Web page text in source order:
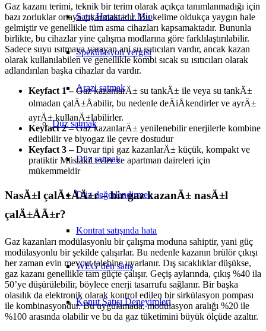
Satış Hatası > 1 Mio
Spekülasyon vergisi
Arazi satmak
Düzsatmak
Düz satmak
Düz değerlendirmek
Kontrat satışında hata
WEG’den satış
Konut Satışı Deneyimleri
Gaz kazanı terimi, teknik bir terim olarak açıkça tanımlanmadığı için
bazı zorluklar ortaya çıkarmaktadır. Bu kelime oldukça yaygın hale
gelmiştir ve genellikle tüm asma cihazları kapsamaktadır. Bununla
birlikte, bu cihazlar yine çalışma modlarına göre farklılaştırılabilir.
Sadece suyu ısıtmaya yarayan ani su ısıtıcıları vardır, ancak kazan
olarak kullanılabilen ve genellikle kombi sıcak su ısıtıcıları olarak
adlandırılan başka cihazlar da vardır.
Keyfact 1 –Gaz kazanlarÄ± su tankÄ± ile veya su tankÄ±
olmadan çalÄ±Åabilir, bu nedenle deÄiÅkendirler ve ayrÄ±
ayrÄ± kullanÄ±labilirler.
Keyfact 2 –Gaz kazanlarÄ± yenilenebilir enerjilerle kombine
edilebilir ve biyogaz ile çevre dostudur
Keyfact 3 –Duvar tipi gaz kazanlarÄ± küçük, kompakt ve
pratiktir Müstakil evler ve apartman daireleri için
mükemmeldir
NasÄ±l çalÄ±ÅÄ±r – bir gaz kazanÄ± nasÄ±l
çalÄ±ÅÄ±r?
Gaz kazanları modülasyonlu bir çalışma moduna sahiptir, yani güç
modülasyonlu bir şekilde çalışırlar. Bu nedenle kazanın brülör çıkışı
her zaman evin mevcut talebine uyarlanır. Dış sıcaklıklar düşükse,
gaz kazanı genellikle tam güçte çalışır. Geçiş aylarında, çıkış %40 ila
50’ye düşürülebilir, böylece enerji tasarrufu sağlanır. Bir başka
olasılık da elektronik olarak kontrol edilen bir sirkülasyon pompası
ile kombinasyondur. Bu uygulamada, modülasyon aralığı %20 ile
%100 arasında olabilir ve bu da gaz tüketimini büyük ölçüde azaltır.